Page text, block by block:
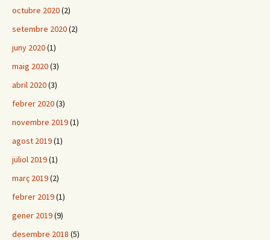
octubre 2020(2)
setembre 2020(2)
juny 2020(1)
maig 2020(3)
abril 2020(3)
febrer 2020(3)
novembre 2019(1)
agost 2019(1)
juliol 2019(1)
març 2019(2)
febrer 2019(1)
gener 2019(9)
desembre 2018 (5)